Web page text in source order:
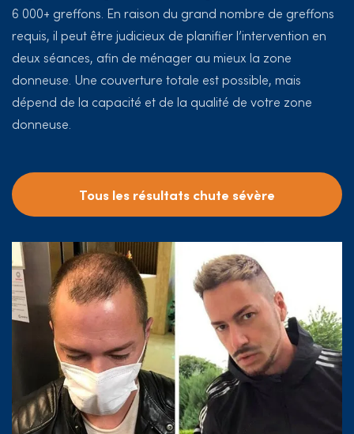
6 000+ greffons. En raison du grand nombre de greffons
requis, il peut être judicieux de planifier l’intervention en
deux séances, afin de ménager au mieux la zone
donneuse. Une couverture totale est possible, mais
dépend de la capacité et de la qualité de votre zone
donneuse.
Tous les résultats chute sévère